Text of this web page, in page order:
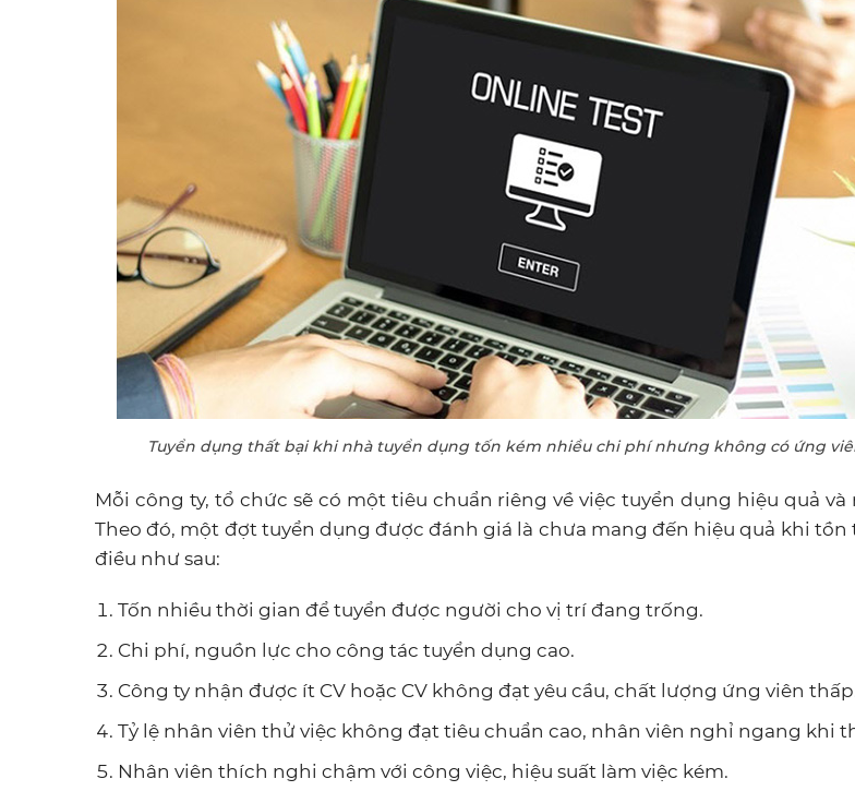
Tuyển dụng thất bại khi nhà tuyển dụng tốn kém nhiều chi phí nhưng không có ứng
Mỗi công ty, tổ chức sẽ có một tiêu chuẩn riêng về việc tuyển dụng hiệu quả và
Theo đó, một đợt tuyển dụng được đánh giá là chưa mang đến hiệu quả khi tồn
điều như sau:
Tốn nhiều thời gian để tuyển được người cho vị trí đang trống.
Chi phí, nguồn lực cho công tác tuyển dụng cao.
Công ty nhận được ít CV hoặc CV không đạt yêu cầu, chất lượng ứng viên
Tỷ lệ nhân viên thử việc không đạt tiêu chuẩn cao, nhân viên nghỉ ngang khi
Nhân viên thích nghi chậm với công việc, hiệu suất làm việc kém.